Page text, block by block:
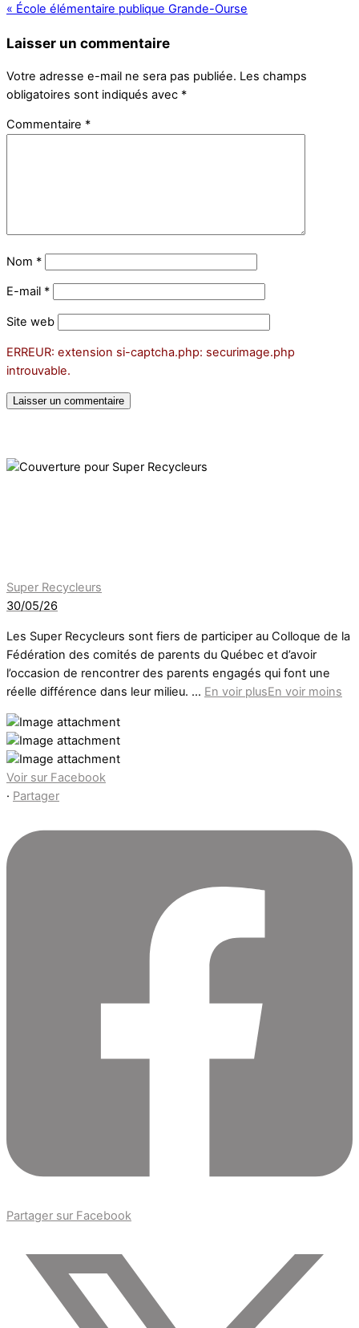
« École élémentaire publique Grande-Ourse
Laisser un commentaire
Votre adresse e-mail ne sera pas publiée. Les champs
obligatoires sont indiqués avec *
Commentaire *
Nom *
E-mail *
Site web
ERREUR: extension si-captcha.php: securimage.php
introuvable.
Super Recycleurs
30/05/26
Les Super Recycleurs sont fiers de participer au Colloque de la
Fédération des comités de parents du Québec et d’avoir
l’occasion de rencontrer des parents engagés qui font une
réelle différence dans leur milieu. ... En voir plusEn voir moins
Voir sur Facebook
· Partager
Partager sur Facebook